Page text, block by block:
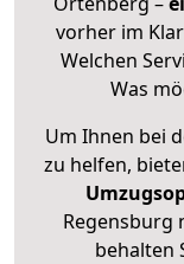
vorher im
Welchen
Was
Um Ihnen bei
zu helfen,
Regensburg
behalten